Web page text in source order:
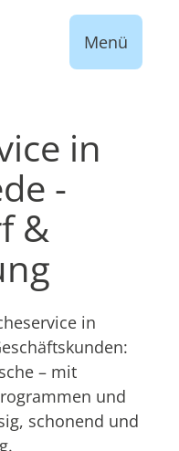
Menü
in
-
&
in
– mit
und
schonend und